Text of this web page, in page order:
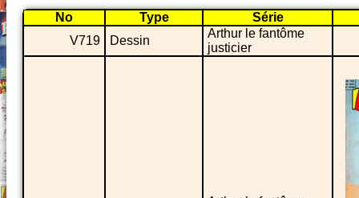
No Type
Série
V719
Dessin
Arthur le fantôme
justicier